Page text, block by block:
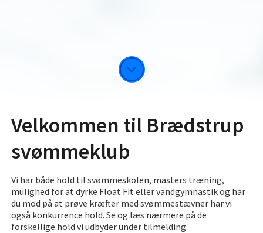
Velkommen til Brædstrup
svømmeklub
Vi har både hold til svømmeskolen, masters træning,
mulighed for at dyrke Float Fit eller vandgymnastik og har
du mod på at prøve kræfter med svømmestævner har vi
også konkurrence hold. Se og læs nærmere på de
forskellige hold vi udbyder under tilmelding.